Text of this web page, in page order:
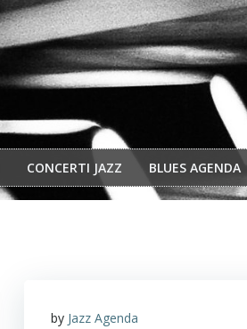
CONCERTI JAZZ BLUES AGENDA
by Jazz Agenda